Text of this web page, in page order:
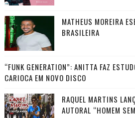
MATHEUS MOREIRA
BRASILEIRA
“FUNK GENERATION”: ANITTA FAZ
CARIOCA EM NOVO DISCO
RAQUEL MARTINS
AUTORAL “HOMEM